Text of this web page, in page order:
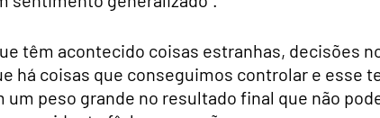
têm acontecido coisas estranhas, decisões
há coisas que conseguimos controlar e esse
um peso grande no resultado final que não